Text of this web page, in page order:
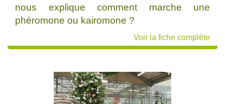
nous explique comment marche une
phéromone ou kairomone ?
Voir la fiche complète